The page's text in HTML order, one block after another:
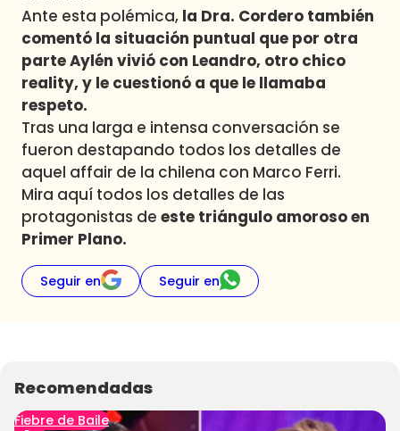
Ante esta polémica, la Dra. Cordero también
comentó la situación puntual que por otra
parte Aylén vivió con Leandro, otro chico
reality, y le cuestionó a que le llamaba
respeto.
Tras una larga e intensa conversación se
fueron destapando todos los detalles de
aquel affair de la chilena con Marco Ferri.
Mira aquí todos los detalles de las
protagonistas de este triángulo amoroso en
Primer Plano.
Seguir en Seguir en
Recomendadas
Fiebre de Baile